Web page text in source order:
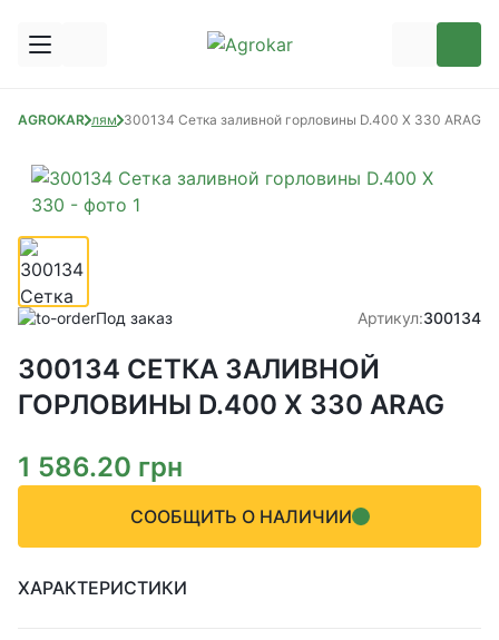
AGROKAR
опрыскивателям 300134 Сетка заливной горловины D.400 X 330 ARAG
Под заказ Артикул:300134
300134 СЕТКА ЗАЛИВНОЙ
ГОРЛОВИНЫ D.400 X 330 ARAG
1 586.20 грн
СООБЩИТЬ О НАЛИЧИИ
ХАРАКТЕРИСТИКИ